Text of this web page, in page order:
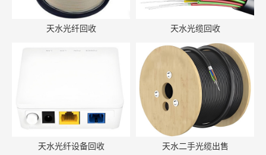
天水光纤回收 天水光缆回收
天水光纤设备回收 天水二手光缆出售